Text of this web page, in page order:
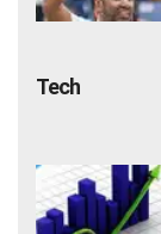
Tech